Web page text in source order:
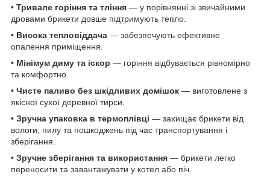
• Тривале горіння та тління — у порівнянні зі звичайними
дровами брикети довше підтримують тепло.
• Висока тепловіддача — забезпечують ефективне
опалення приміщення.
• Мінімум диму та іскор — горіння відбувається рівномірно
та комфортно.
• Чисте паливо без шкідливих домішок — виготовлене з
якісної сухої деревної тирси.
• Зручна упаковка в термоплівці — захищає брикети від
вологи, пилу та пошкоджень під час транспортування і
зберігання.
• Зручне зберігання та використання — брикети легко
переносити та завантажувати у котел або піч.